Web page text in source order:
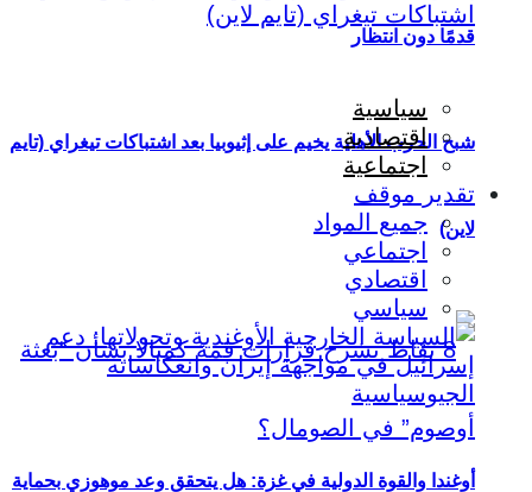
شبح الحرب الأهلية يخيم على إثيوبيا بعد اشتباكات تيغراي (تايم
لاين)
قدمًا دون انتظار
سياسية
اقتصادية
اجتماعية
تقدير موقف
جميع المواد
اجتماعي
اقتصادي
سياسي
أوغندا والقوة الدولية في غزة: هل يتحقق وعد موهوزي بحماية